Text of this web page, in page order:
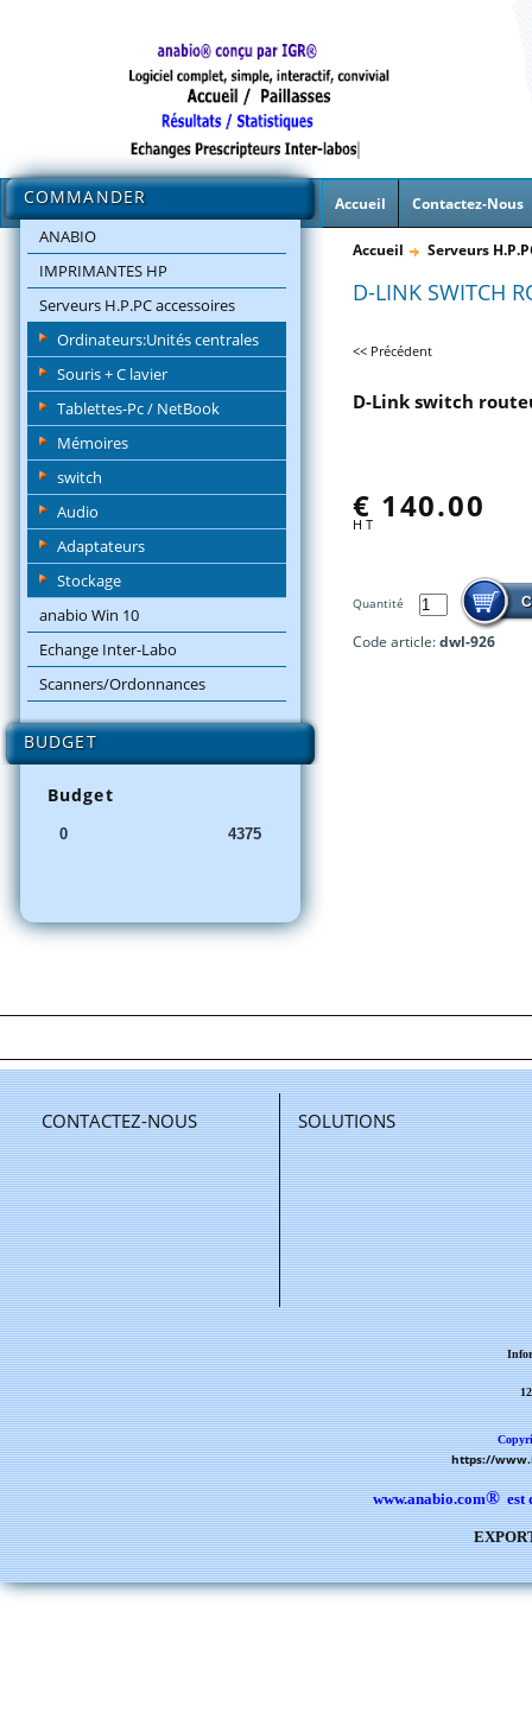
Accueil Contactez-Nous
COMMANDER
ANABIO
IMPRIMANTES HP
Serveurs H.P.PC accessoires
Ordinateurs:Unités centrales
Souris + C lavier
Tablettes-Pc / NetBook
Mémoires
switch
Audio
Adaptateurs
Stockage
anabio Win 10
Echange Inter-Labo
Scanners/Ordonnances
BUDGET
Budget
Accueil Serveurs
D-LINK SWITCH
<< Précédent
D-Link switch
€ 140.00
H T
Quantité
Code article:dwl-926
CONTACTEZ-NOUS SOLUTIONS
https://
www.anabio.com®est